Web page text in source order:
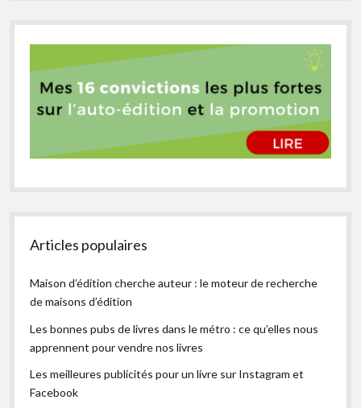
Articles populaires
Maison d’édition cherche auteur : le moteur de recherche
de maisons d’édition
Les bonnes pubs de livres dans le métro : ce qu’elles nous
apprennent pour vendre nos livres
Les meilleures publicités pour un livre sur Instagram et
Facebook